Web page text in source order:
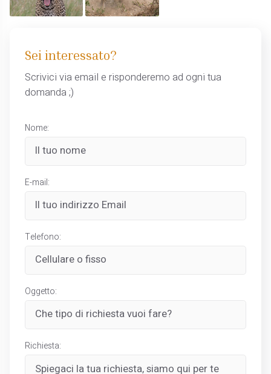
Sei interessato?
Scrivici via email e risponderemo ad ogni tua
domanda ;)
Nome:
E-mail:
Telefono:
Oggetto:
Richiesta: